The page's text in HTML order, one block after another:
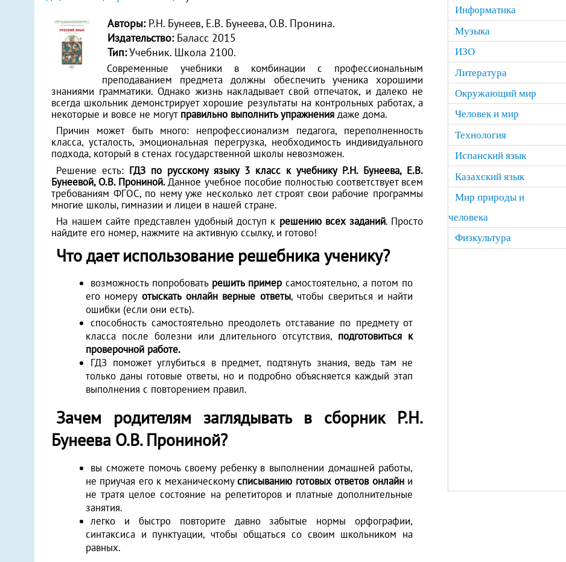
Авторы: Р.Н. Бунеев, Е.В. Бунеева, О.В. Пронина.
Издательство: Баласс 2015
Тип:Учебник. Школа 2100.
Современные учебники в комбинации с профессиональным
преподаванием предмета должны обеспечить ученика хорошими
знаниями грамматики. Однако жизнь накладывает свой отпечаток, и далеко не
всегда школьник демонстрирует хорошие результаты на контрольных работах, а
некоторые и вовсе не могут правильно выполнить упражнения даже дома.
Причин может быть много: непрофессионализм педагога, переполненность
класса, усталость, эмоциональная перегрузка, необходимость индивидуального
подхода, который в стенах государственной школы невозможен.
Решение есть: ГДЗ по русскому языку 3 класс к учебнику Р.Н. Бунеева, Е.В.
Бунеевой, О.В. Прониной.Данное учебное пособие полностью соответствует всем
требованиям ФГОС, по нему уже несколько лет строят свои рабочие программы
многие школы, гимназии и лицеи в нашей стране.
На нашем сайте представлен удобный доступ к решению всех заданий. Просто
найдите его номер, нажмите на активную ссылку, и готово!
Что дает использование решебника ученику?
возможность попробовать решить пример самостоятельно, а потом по
его номеру отыскать онлайн верные ответы, чтобы свериться и найти
ошибки (если они есть).
способность самостоятельно преодолеть отставание по предмету от
класса после болезни или длительного отсутствия, подготовиться к
проверочной работе.
ГДЗ поможет углубиться в предмет, подтянуть знания, ведь там не
только даны готовые ответы, но и подробно объясняется каждый этап
выполнения с повторением правил.
Зачем родителям заглядывать в сборник Р.Н.
Бунеева О.В. Прониной?
вы сможете помочь своему ребенку в выполнении домашней работы,
не приучая его к механическомусписыванию готовых ответов онлайни
не тратя целое состояние на репетиторов и платные дополнительные
занятия.
легко и быстро повторите давно забытые нормы орфографии,
синтаксиса и пунктуации, чтобы общаться со своим школьником на
равных.
Информатика
Музыка
ИЗО
Литература
Окружающий мир
Человек и мир
Технология
Испанский язык
Казахский язык
Мир природы и
человека
Физкультура